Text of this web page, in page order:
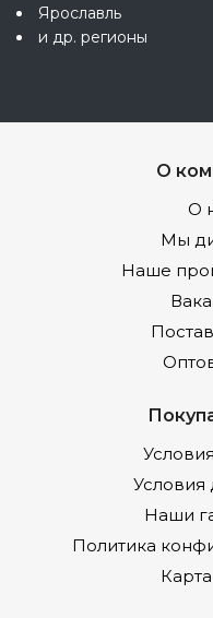
Ярославль
и др. регионы
О
О
Мы
Наше
Условия
Наши
Политика